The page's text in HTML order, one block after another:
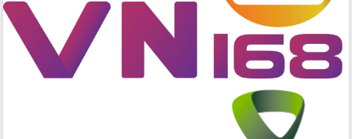
Du lịch Đắk Lắk nâng tầm trải nghiệm
du khách thông qua Hệ thống cơ sở dữ
liệu và Bản đồ số
Tập huấn ứng dụng trí tuệ nhân tạo (AI)
trong thương mại điện tử năm 2026